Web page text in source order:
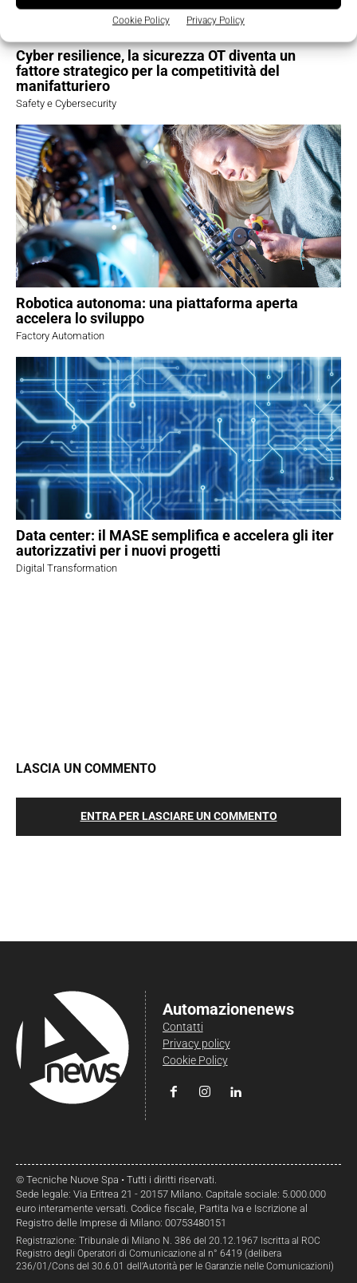
Cookie Policy Privacy Policy
Cyber resilience, la sicurezza OT diventa un
fattore strategico per la competitività del
manifatturiero
Safety e Cybersecurity
Robotica autonoma: una piattaforma aperta
accelera lo sviluppo
Factory Automation
Data center: il MASE semplifica e accelera gli iter
autorizzativi per i nuovi progetti
Digital Transformation
LASCIA UN COMMENTO
ENTRA PER LASCIARE UN COMMENTO
Automazionenews
Contatti
Privacy policy
Cookie Policy
© Tecniche Nuove Spa • Tutti i diritti riservati.
Sede legale: Via Eritrea 21 - 20157 Milano. Capitale sociale: 5.000.000
euro interamente versati. Codice fiscale, Partita Iva e Iscrizione al
Registro delle Imprese di Milano: 00753480151
Registrazione: Tribunale di Milano N. 386 del 20.12.1967 Iscritta al ROC
Registro degli Operatori di Comunicazione al n° 6419 (delibera
236/01/Cons del 30.6.01 dell’Autorità per le Garanzie nelle Comunicazioni)